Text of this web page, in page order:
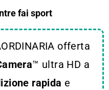
fai sport
offerta
™ ultra HD a
rapida e